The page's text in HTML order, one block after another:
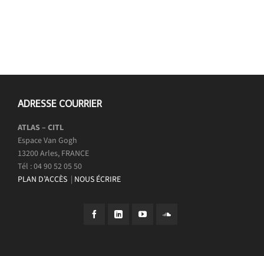
ADRESSE COURRIER
ATLAS – CITL
Espace Van Gogh
13200 Arles, FRANCE
Tél : 04 90 52 05 50
PLAN D’ACCÈS | NOUS ÉCRIRE